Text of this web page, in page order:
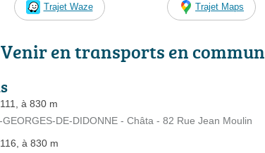
Trajet Waze Trajet Maps
Venir en transports en commun
à 830 m
GEORGES-DE-DIDONNE - Châta - 82 Rue Jean Moulin
à 830 m